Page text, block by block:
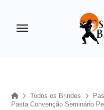
HomeTodos os Brindes
Pasta Convenção Seminário